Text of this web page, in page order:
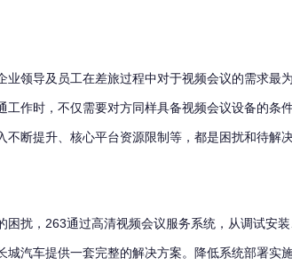
导及员工在差旅过程中对于视频会议的需求最
工作时，不仅需要对方同样具备视频会议设备的
不断提升、核心平台资源限制等，都是困扰和待解决
扰，263通过高清视频会议服务系统，从调试安装
城汽车提供一套完整的解决方案。降低系统部署